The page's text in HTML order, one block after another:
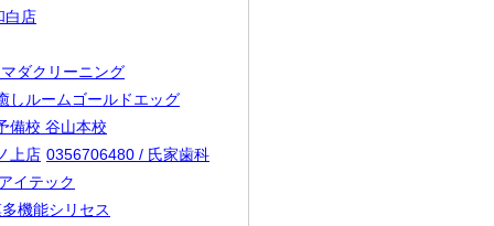
白店
ダクリーニング
しルームゴールドエッグ
備校 谷山本校
上店 0356706480 / 氏家歯科
イテック
機能シリセス